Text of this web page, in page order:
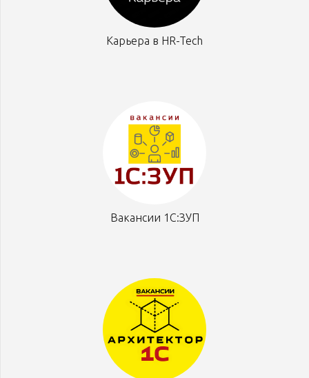
Карьера в HR-Tech
Вакансии 1С:ЗУП